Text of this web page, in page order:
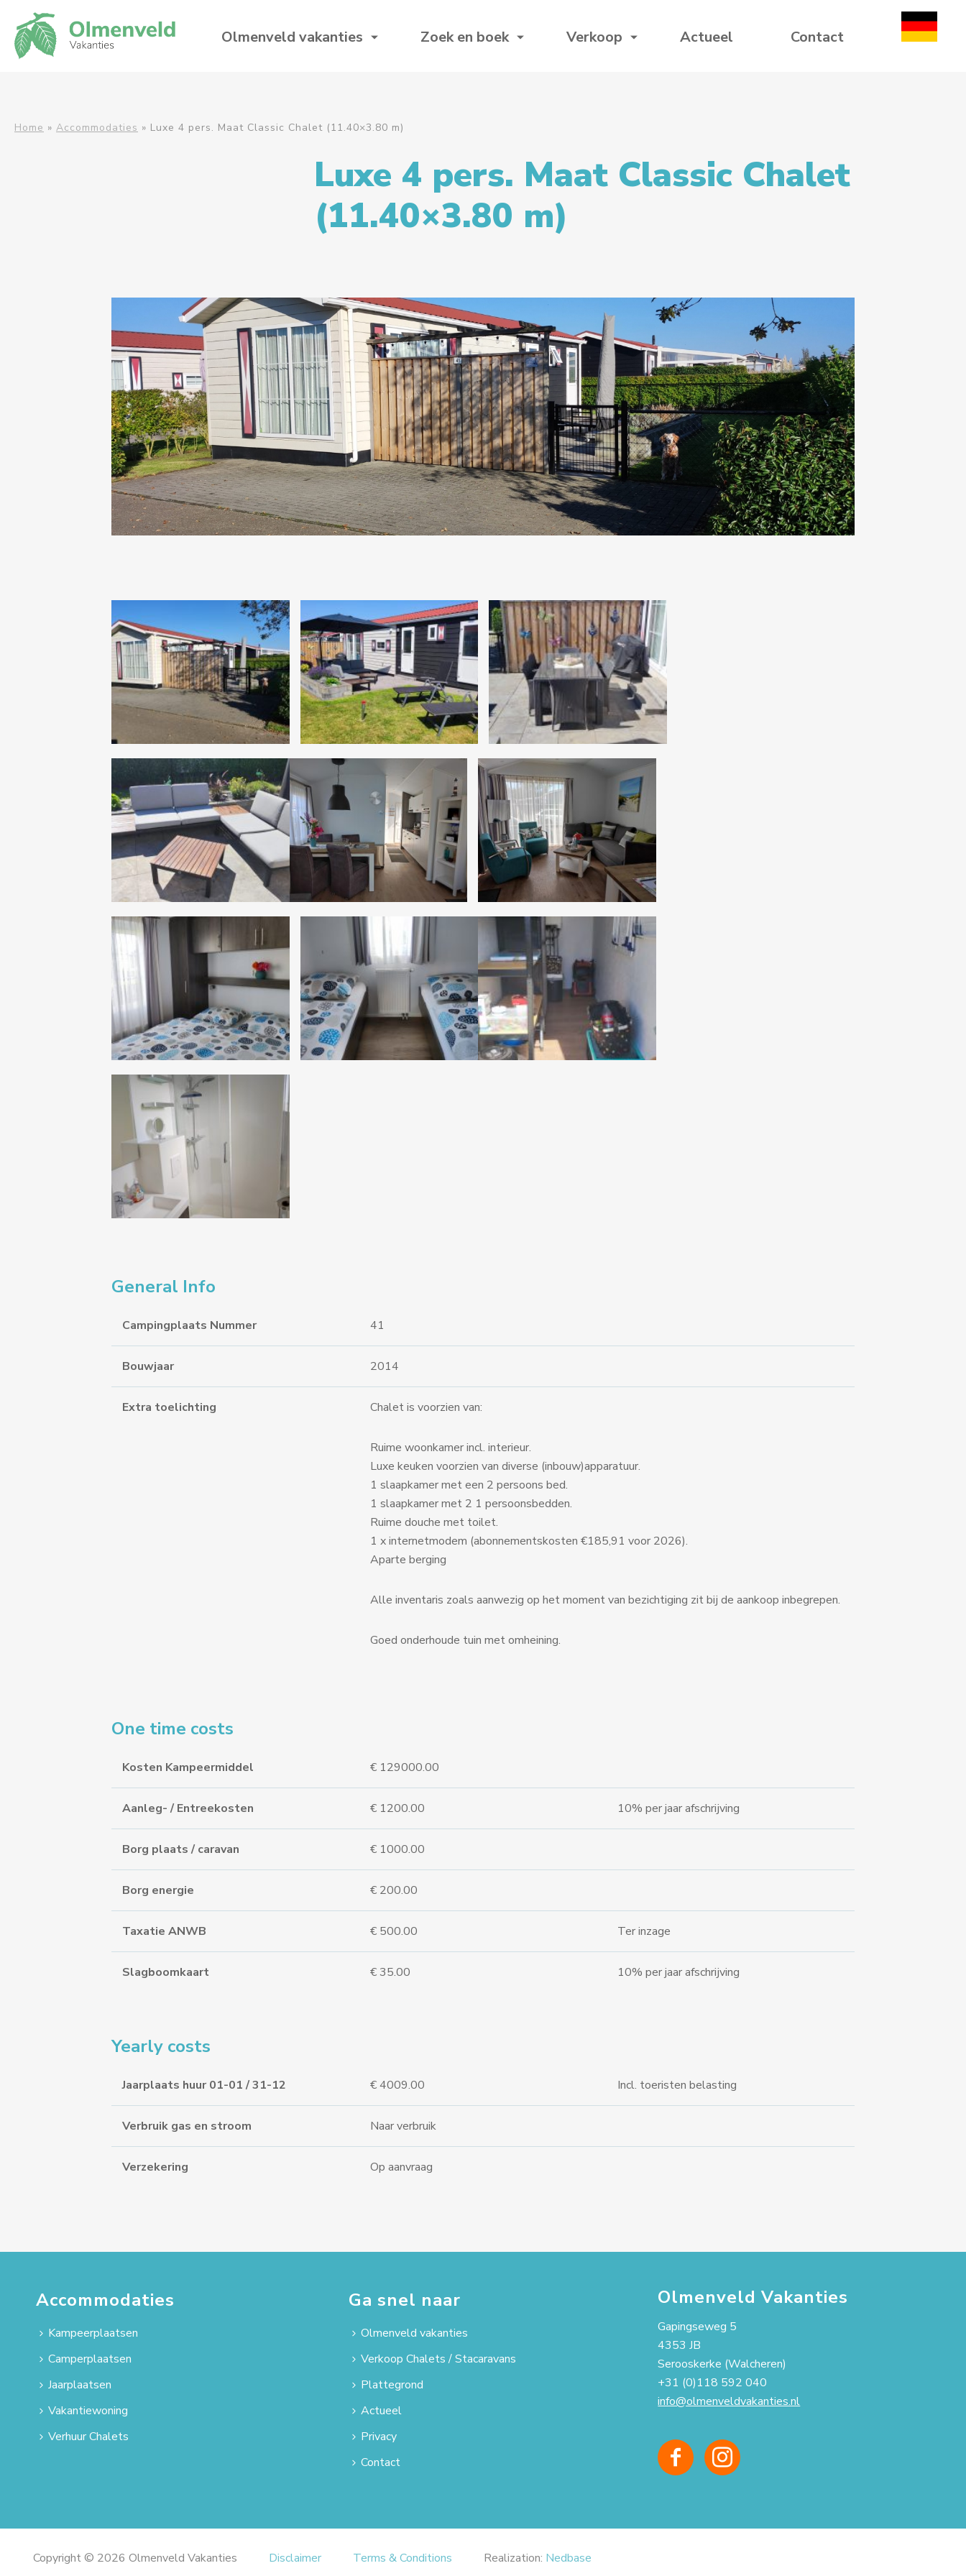
Olmenveld vakanties Zoek en boek Verkoop Actueel Contact
Home » Accommodaties » Luxe 4 pers. Maat Classic Chalet (11.40×3.80 m)
Luxe 4 pers. Maat Classic Chalet
(11.40×3.80 m)
General Info
Campingplaats Nummer 41
Bouwjaar 2014
Extra toelichting Chalet is voorzien van:
Ruime woonkamer incl. interieur.
Luxe keuken voorzien van diverse (inbouw)apparatuur.
1 slaapkamer met een 2 persoons bed.
1 slaapkamer met 2 1 persoonsbedden.
Ruime douche met toilet.
1 x internetmodem (abonnementskosten €185,91 voor 2026).
Aparte berging
Alle inventaris zoals aanwezig op het moment van bezichtiging zit bij de aankoop inbegrepen.
Goed onderhoude tuin met omheining.
One time costs
Kosten Kampeermiddel € 129000.00
Aanleg- / Entreekosten € 1200.00 10% per jaar afschrijving
Borg plaats / caravan € 1000.00
Borg energie € 200.00
Taxatie ANWB € 500.00 Ter inzage
Slagboomkaart € 35.00 10% per jaar afschrijving
Yearly costs
Jaarplaats huur 01-01 / 31-12 € 4009.00 Incl. toeristen belasting
Verbruik gas en stroom Naar verbruik
Verzekering Op aanvraag
Accommodaties
Kampeerplaatsen
Camperplaatsen
Jaarplaatsen
Vakantiewoning
Verhuur Chalets
Ga snel naar
Olmenveld vakanties
Verkoop Chalets / Stacaravans
Plattegrond
Actueel
Privacy
Contact
Olmenveld Vakanties
Gapingseweg 5
4353 JB
Serooskerke (Walcheren)
+31 (0)118 592 040
info@olmenveldvakanties.nl
Copyright © 2026 Olmenveld Vakanties Disclaimer Terms & Conditions Realization: Nedbase